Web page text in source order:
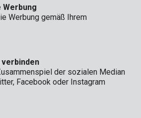
Werbung gemäß Ihrem
der sozialen Median
Facebook oder Instagram